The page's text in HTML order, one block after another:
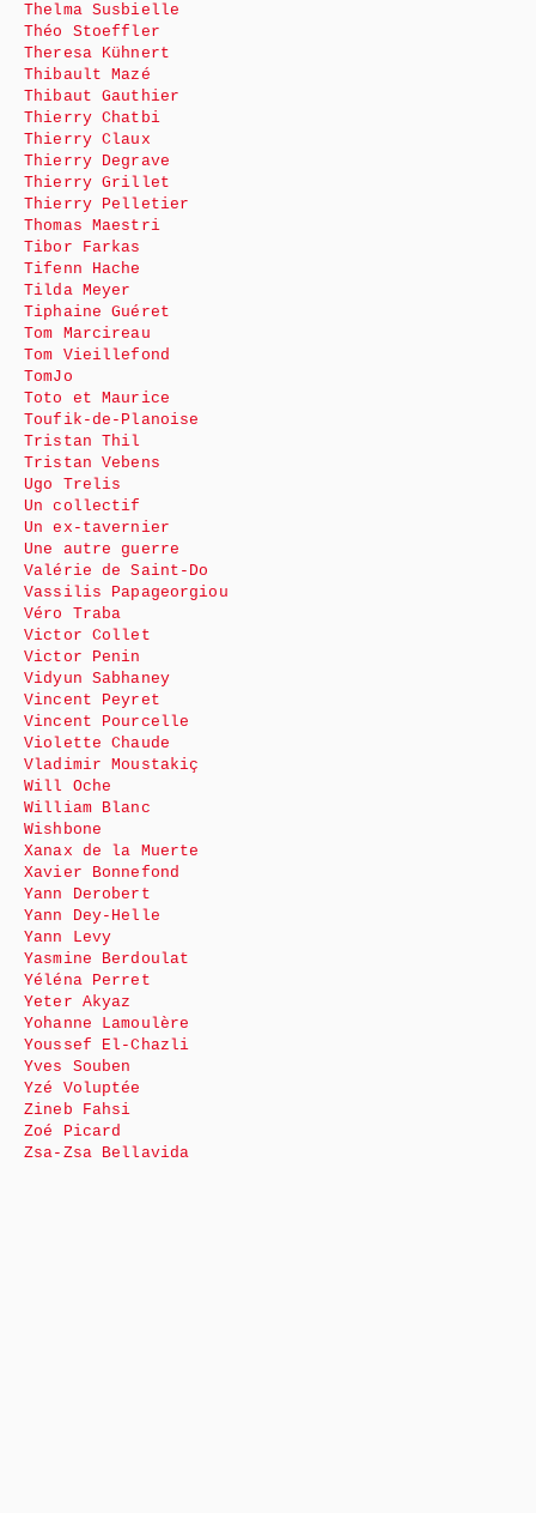
Thelma Susbielle
Théo Stoeffler
Theresa Kühnert
Thibault Mazé
Thibaut Gauthier
Thierry Chatbi
Thierry Claux
Thierry Degrave
Thierry Grillet
Thierry Pelletier
Thomas Maestri
Tibor Farkas
Tifenn Hache
Tilda Meyer
Tiphaine Guéret
Tom Marcireau
Tom Vieillefond
TomJo
Toto et Maurice
Toufik-de-Planoise
Tristan Thil
Tristan Vebens
Ugo Trelis
Un collectif
Un ex-tavernier
Une autre guerre
Valérie de Saint-Do
Vassilis Papageorgiou
Véro Traba
Victor Collet
Victor Penin
Vidyun Sabhaney
Vincent Peyret
Vincent Pourcelle
Violette Chaude
Vladimir Moustakiç
Will Oche
William Blanc
Wishbone
Xanax de la Muerte
Xavier Bonnefond
Yann Derobert
Yann Dey-Helle
Yann Levy
Yasmine Berdoulat
Yéléna Perret
Yeter Akyaz
Yohanne Lamoulère
Youssef El-Chazli
Yves Souben
Yzé Voluptée
Zineb Fahsi
Zoé Picard
Zsa-Zsa Bellavida